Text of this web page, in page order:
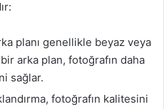
planı genellikle beyaz veya
arka plan, fotoğrafın daha
sağlar.
fotoğrafın kalitesini